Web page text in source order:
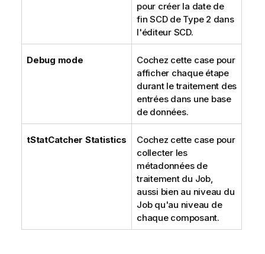
pour créer la date de
fin SCD de Type 2 dans
l'éditeur SCD.
Debug mode
Cochez cette case pour
afficher chaque étape
durant le traitement des
entrées dans une base
de données.
tStatCatcher Statistics
Cochez cette case pour
collecter les
métadonnées de
traitement du Job,
aussi bien au niveau du
Job qu'au niveau de
chaque composant.